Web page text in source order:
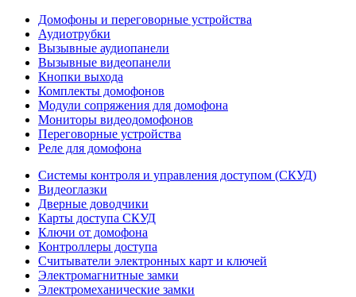
Домофоны и переговорные устройства
Аудиотрубки
Вызывные аудиопанели
Вызывные видеопанели
Кнопки выхода
Комплекты домофонов
Модули сопряжения для домофона
Мониторы видеодомофонов
Переговорные устройства
Реле для домофона
Системы контроля и управления доступом (СКУД)
Видеоглазки
Дверные доводчики
Карты доступа СКУД
Ключи от домофона
Контроллеры доступа
Считыватели электронных карт и ключей
Электромагнитные замки
Электромеханические замки